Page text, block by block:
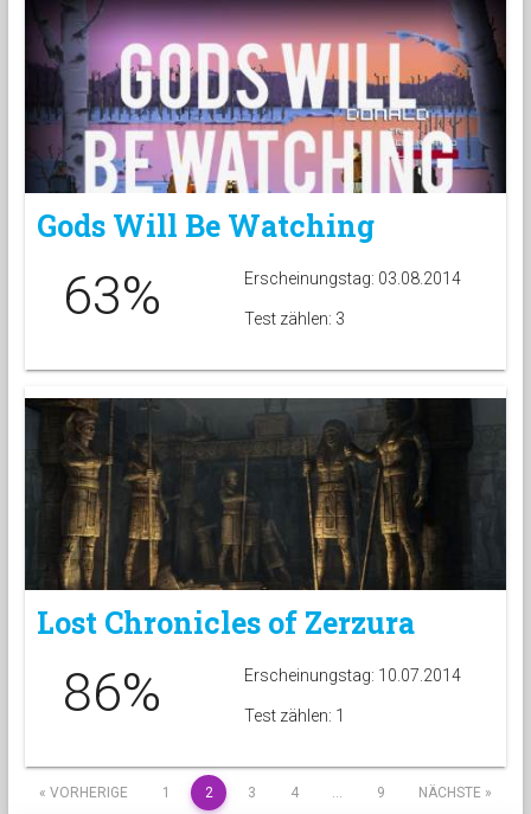
Gods Will Be Watching
63% Erscheinungstag: 03.08.2014
Test zählen: 3
Lost Chronicles of Zerzura
86% Erscheinungstag: 10.07.2014
Test zählen: 1
« VORHERIGE 1 2 3 4 … 9 NÄCHSTE »